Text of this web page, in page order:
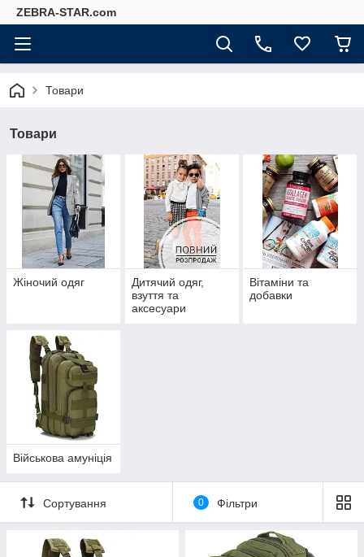
ZEBRA-STAR.com
Товари
Товари
Жіночий одяг
Дитячий одяг,
взуття та
аксесуари
Вітаміни та
добавки
Військова амуніція
Сортування 0 Фільтри